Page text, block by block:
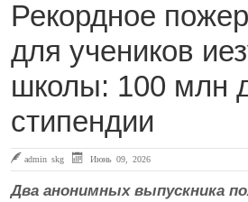
Рекордное
для учеников
школы: 100 млн
стипендии
admin skg Июнь 09, 2026
Два анонимных выпускника